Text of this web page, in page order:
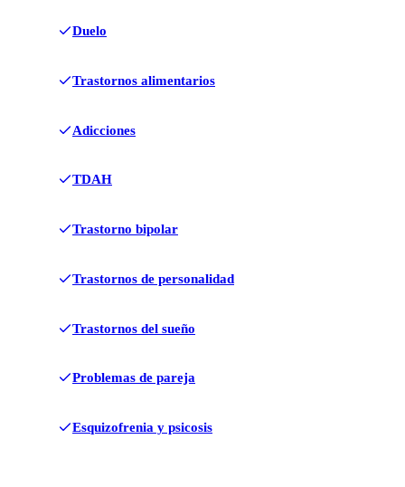
Duelo
Trastornos alimentarios
Adicciones
TDAH
Trastorno bipolar
Trastornos de personalidad
Trastornos del sueño
Problemas de pareja
Esquizofrenia y psicosis